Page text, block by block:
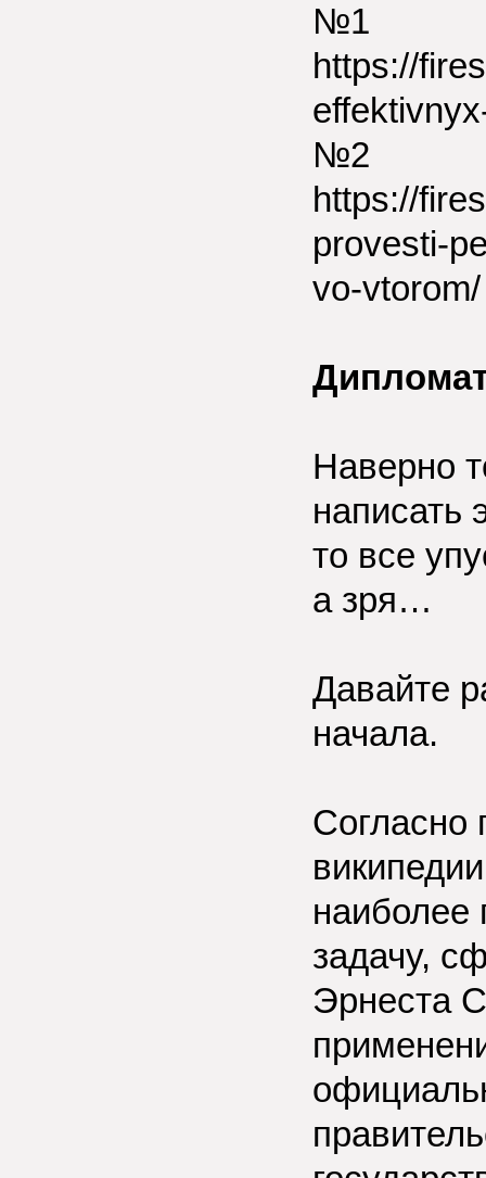
№1
https://
№2
https://
provesti-
vo-vtorom/
Наверно
написать
то все
а зря…
Давайте
начала.
Согласно
наиболее
задачу,
Эрнеста